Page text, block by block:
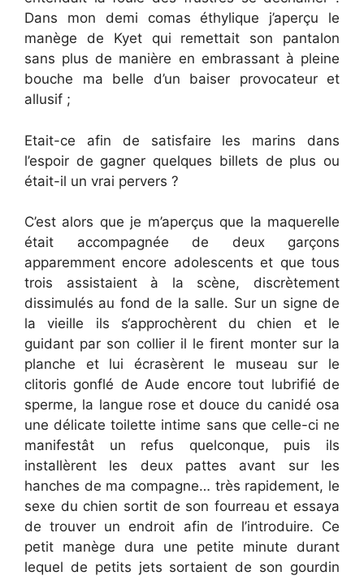
Dans mon demi comas éthylique j’aperçu le
manège de Kyet qui remettait son pantalon
sans plus de manière en embrassant à pleine
bouche ma belle d’un baiser provocateur et
allusif ;
Etait-ce afin de satisfaire les marins dans
l’espoir de gagner quelques billets de plus ou
était-il un vrai pervers ?
C’est alors que je m’aperçus que la maquerelle
était accompagnée de deux garçons
apparemment encore adolescents et que tous
trois assistaient à la scène, discrètement
dissimulés au fond de la salle. Sur un signe de
la vieille ils s‘approchèrent du chien et le
guidant par son collier il le firent monter sur la
planche et lui écrasèrent le museau sur le
clitoris gonflé de Aude encore tout lubrifié de
sperme, la langue rose et douce du canidé osa
une délicate toilette intime sans que celle-ci ne
manifestât un refus quelconque, puis ils
installèrent les deux pattes avant sur les
hanches de ma compagne… très rapidement, le
sexe du chien sortit de son fourreau et essaya
de trouver un endroit afin de l’introduire. Ce
petit manège dura une petite minute durant
lequel de petits jets sortaient de son gourdin